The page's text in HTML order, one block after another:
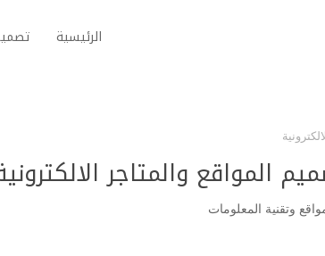
الرئيسية
المواقع والمتاجر